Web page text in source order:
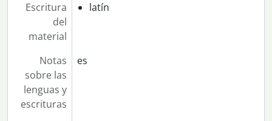
Escritura
del
material
latín
Notas
sobre las
lenguas y
escrituras
es